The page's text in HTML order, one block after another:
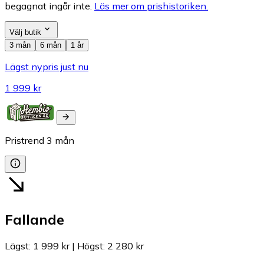
begagnat ingår inte. Läs mer om prishistoriken.
Välj butik
3 mån
6 mån 1 år
Lägst nypris just nu
1 999 kr
Pristrend 3 mån
Fallande
Lägst: 1 999 kr| Högst: 2 280 kr